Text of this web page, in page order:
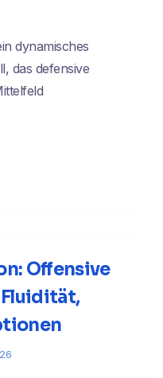
dynamisches
das defensive
Offensive